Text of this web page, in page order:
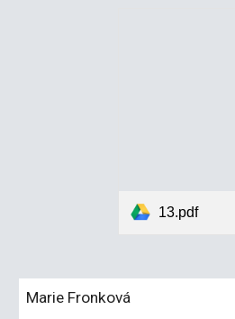
13.pdf
Marie Fronková